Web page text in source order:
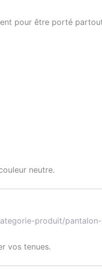
pour être porté
neutre.
produit/
vos tenues.